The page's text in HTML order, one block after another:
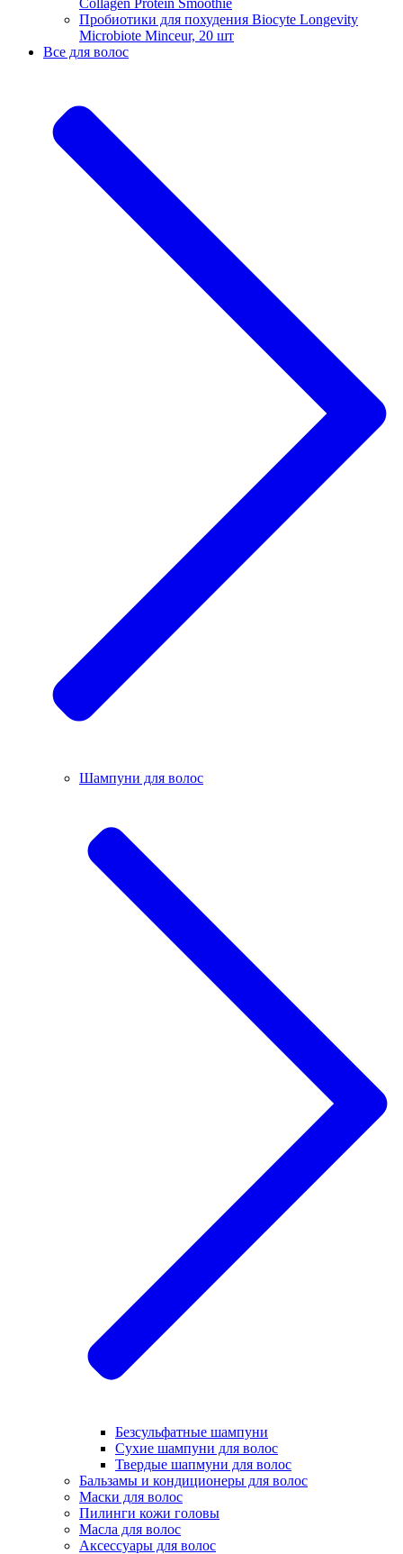
Пробиотики для похудения Biocyte Longevity
Microbiote Minceur, 20 шт
Все для волос
Шампуни для волос
Безсульфатные шампуни
Сухие шампуни для волос
Твердые шапмуни для волос
Бальзамы и кондиционеры для волос
Маски для волос
Пилинги кожи головы
Масла для волос
Аксессуары для волос